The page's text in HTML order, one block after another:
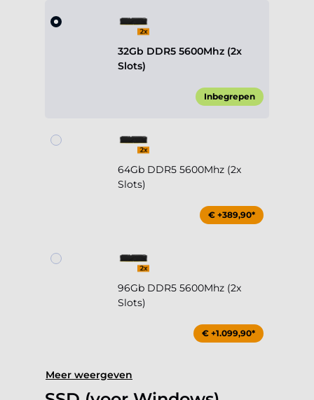
32Gb DDR5 5600Mhz (2x
Slots)
Inbegrepen
64Gb DDR5 5600Mhz (2x
Slots)
€ +389,90*
96Gb DDR5 5600Mhz (2x
Slots)
€ +1.099,90*
Meer weergeven